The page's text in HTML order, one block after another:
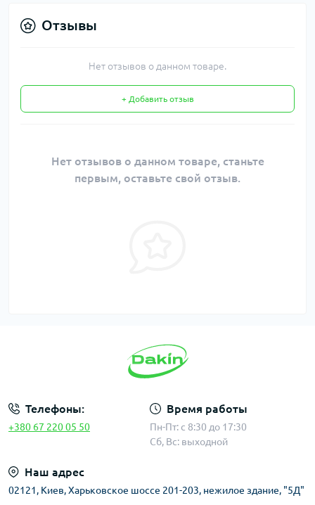
Отзывы
Нет отзывов о данном товаре.
+ Добавить отзыв
Нет отзывов о данном товаре, станьте
первым, оставьте свой отзыв.
Телефоны:
+380 67 220 05 50
Время работы
Пн-Пт: с 8:30 до 17:30
Сб, Вс: выходной
Наш адрес
02121, Киев, Харьковское шоссе 201-203, нежилое здание, "5Д"